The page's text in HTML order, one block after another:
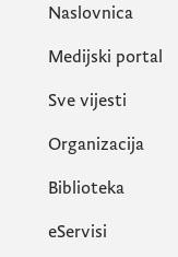
Naslovnica
Medijski portal
Sve vijesti
Organizacija
Biblioteka
eServisi